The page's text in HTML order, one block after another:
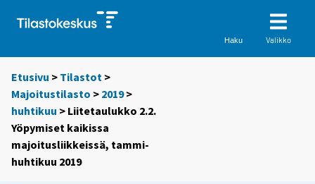
Haku Valikko
Etusivu > Tilastot >
Majoitustilasto > 2019>
huhtikuu > Liitetaulukko 2.2.
Yöpymiset kaikissa
majoitusliikkeissä, tammi-
huhtikuu 2019